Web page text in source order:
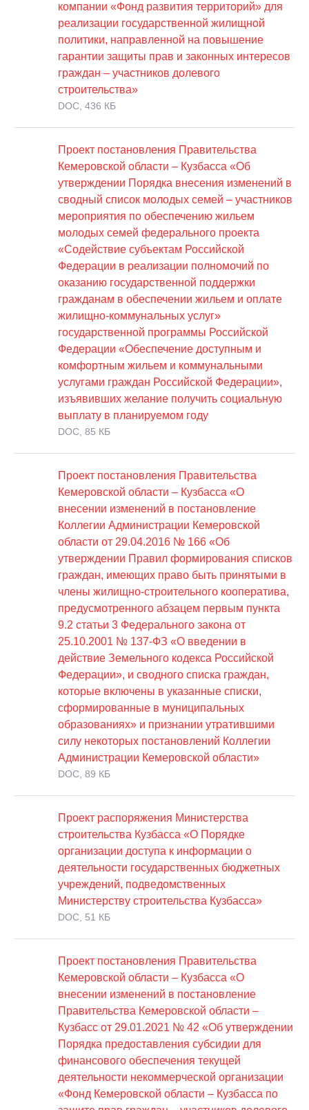
компании «Фонд развития территорий» для
реализации государственной жилищной
политики, направленной на повышение
гарантии защиты прав и законных интересов
граждан – участников долевого
строительства»
DOC, 436 КБ
Проект постановления Правительства
Кемеровской области – Кузбасса «Об
утверждении Порядка внесения изменений в
сводный список молодых семей – участников
мероприятия по обеспечению жильем
молодых семей федерального проекта
«Содействие субъектам Российской
Федерации в реализации полномочий по
оказанию государственной поддержки
гражданам в обеспечении жильем и оплате
жилищно-коммунальных услуг»
государственной программы Российской
Федерации «Обеспечение доступным и
комфортным жильем и коммунальными
услугами граждан Российской Федерации»,
изъявивших желание получить социальную
выплату в планируемом году
DOC, 85 КБ
Проект постановления Правительства
Кемеровской области – Кузбасса «О
внесении изменений в постановление
Коллегии Администрации Кемеровской
области от 29.04.2016 № 166 «Об
утверждении Правил формирования списков
граждан, имеющих право быть принятыми в
члены жилищно-строительного кооператива,
предусмотренного абзацем первым пункта
9.2 статьи 3 Федерального закона от
25.10.2001 № 137-ФЗ «О введении в
действие Земельного кодекса Российской
Федерации», и сводного списка граждан,
которые включены в указанные списки,
сформированные в муниципальных
образованиях» и признании утратившими
силу некоторых постановлений Коллегии
Администрации Кемеровской области»
DOC, 89 КБ
Проект распоряжения Министерства
строительства Кузбасса «О Порядке
организации доступа к информации о
деятельности государственных бюджетных
учреждений, подведомственных
Министерству строительства Кузбасса»
DOC, 51 КБ
Проект постановления Правительства
Кемеровской области – Кузбасса «О
внесении изменений в постановление
Правительства Кемеровской области –
Кузбасс от 29.01.2021 № 42 «Об утверждении
Порядка предоставления субсидии для
финансового обеспечения текущей
деятельности некоммерческой организации
«Фонд Кемеровской области – Кузбасса по